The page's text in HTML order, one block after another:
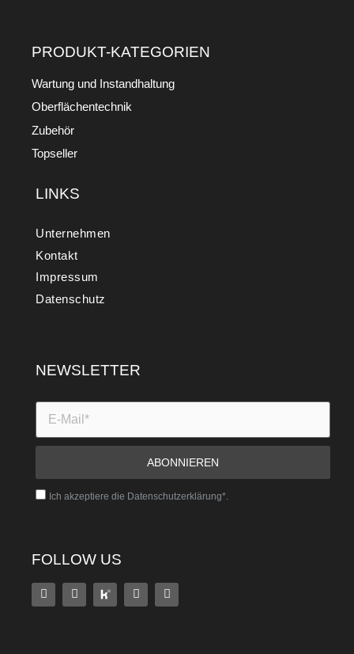
PRODUKT-KATEGORIEN
Wartung und Instandhaltung
Oberflächentechnik
Zubehör
Topseller
LINKS
Unternehmen
Kontakt
Impressum
Datenschutz
NEWSLETTER
Ich akzeptiere die Datenschutzerklärung*.
FOLLOW US